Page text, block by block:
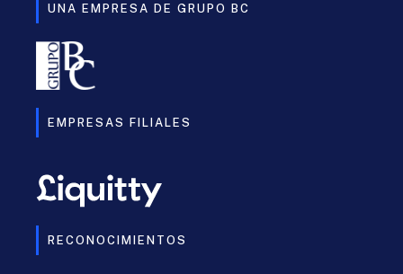
UNA EMPRESA DE GRUPO BC
EMPRESAS FILIALES
RECONOCIMIENTOS